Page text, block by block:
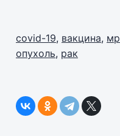
covid-19, вакцина,
опухоль, рак